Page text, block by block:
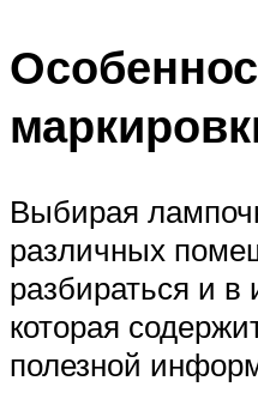
Выбирая
различных
разбираться и в
которая
полезной